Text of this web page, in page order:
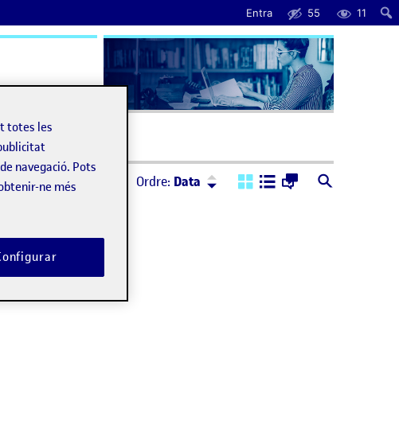
Entra 55 11
Ajuda
Ordre: Data Ordre: Descendent
totes les
navegació. Pots
ne més